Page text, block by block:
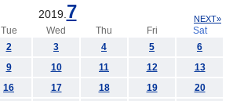
2019. 7 NEXT»
Tue Wed Thu Fri
Sat
2 3 4 5
6
9 10 11 12
13
16 17 18 19
20